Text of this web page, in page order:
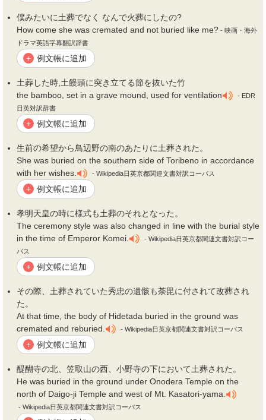
僕みたいに土葬でなく なんで火葬にしたの?
How come she was cremated and not buried like me? - 映画・海外
ドラマ英語字幕翻訳辞書
+ 例文帳に追加
土葬した時,土饅頭に突き立てる節を抜いた竹
the bamboo, set in a grave mound, used for ventilation
- EDR
日英対訳辞書
+ 例文帳に追加
生前の希望から鳥辺野の南のあたりに土葬された。
She was buried on the southern side of Toribeno in accordance
with her wishes.
- Wikipedia日英京都関連文書対訳コーパス
+ 例文帳に追加
孝明天皇の時に様式も土葬のそれとなった。
The ceremony style was also changed in line with the burial style
in the time of Emperor Komei.
- Wikipedia日英京都関連文書対訳コー
パス
+ 例文帳に追加
その際、 土葬されていた秀忠の遺骸も荼毘に付されて改葬され
た。
At that time, the body of Hidetada buried in the ground was
cremated and reburied.
- Wikipedia日英京都関連文書対訳コーパス
+ 例文帳に追加
醍醐寺の北、笠取山の西、小野寺の下において土葬された。
He was buried in the ground under Onodera Temple on the
north of Daigo-ji Temple and west of Mt. Kasatori-yama.
- Wikipedia日英京都関連文書対訳コーパス